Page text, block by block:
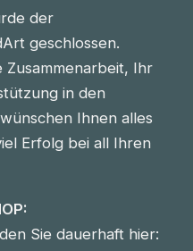
der
geschlossen.
Ihr
in den
Ihnen alles
Erfolg bei all Ihren
Sie dauerhaft hier: